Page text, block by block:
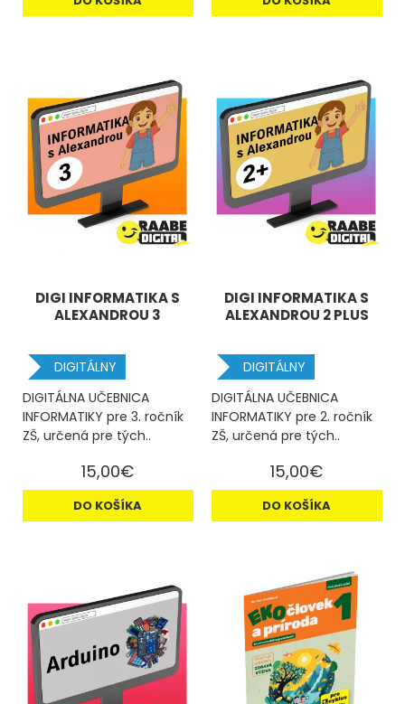
DIGI INFORMATIKA S
ALEXANDROU 3
DIGITÁLNY
DIGITÁLNA UČEBNICA
INFORMATIKY pre 3. ročník
ZŠ, určená pre tých..
15,00€
DO KOŠÍKA
DIGI INFORMATIKA S
ALEXANDROU 2 PLUS
DIGITÁLNY
DIGITÁLNA UČEBNICA
INFORMATIKY pre 2. ročník
ZŠ, určená pre tých..
15,00€
DO KOŠÍKA